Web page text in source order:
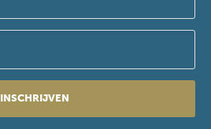
INSCHRIJVEN